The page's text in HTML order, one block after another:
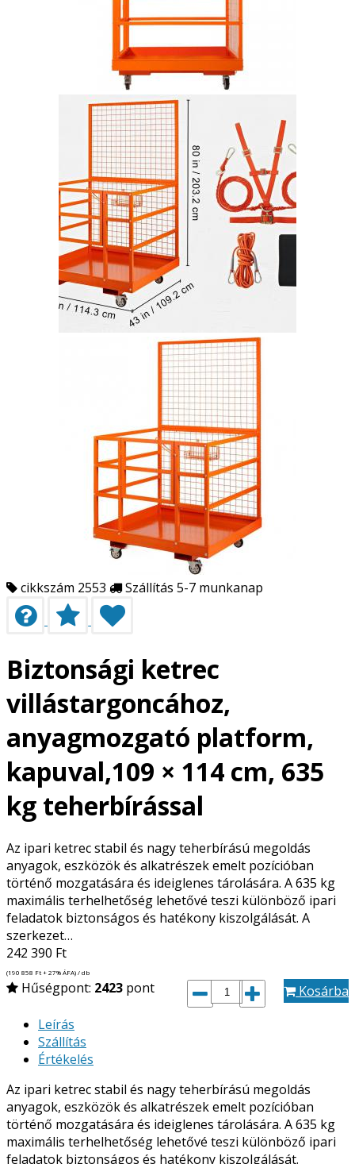
cikkszám 2553 Szállítás 5-7 munkanap
Biztonsági ketrec
villástargoncához,
anyagmozgató platform,
kapuval,109 × 114 cm, 635
kg teherbírással
Az ipari ketrec stabil és nagy teherbírású megoldás
anyagok, eszközök és alkatrészek emelt pozícióban
történő mozgatására és ideiglenes tárolására. A 635 kg
maximális terhelhetőség lehetővé teszi különböző ipari
feladatok biztonságos és hatékony kiszolgálását. A
szerkezet…
242 390 Ft
(190 858 Ft+ 27% ÁFA) / db
Hűségpont: 2423 pont
Kosárba
Leírás
Szállítás
Értékelés
Az ipari ketrec stabil és nagy teherbírású megoldás
anyagok, eszközök és alkatrészek emelt pozícióban
történő mozgatására és ideiglenes tárolására. A 635 kg
maximális terhelhetőség lehetővé teszi különböző ipari
feladatok biztonságos és hatékony kiszolgálását.